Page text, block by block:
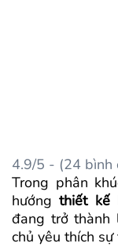
4.9/5 - (24 bình
Trong phân
hướngthiết kế
đang trở thành
chủ yêu thích